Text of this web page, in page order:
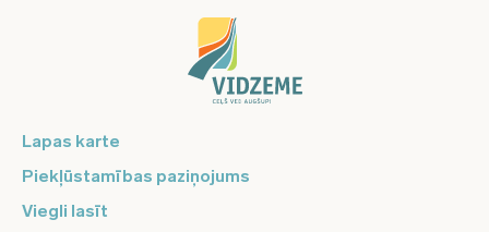
Lapas karte
Piekļūstamības paziņojums
Viegli lasīt